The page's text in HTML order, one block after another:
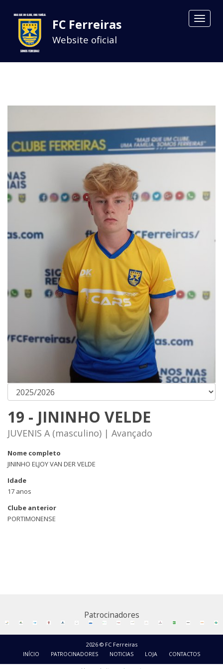
Toggle
FC Ferreiras
Website oficial
19 - JININHO VELDE
JUVENIS A (masculino) | Avançado
Nome completo
JININHO ELJOY VAN DER VELDE
Idade
17 anos
Clube anterior
PORTIMONENSE
Patrocinadores
2026 © FC Ferreiras
INÍCIO PATROCINADORES NOTICIAS LOJA CONTACTOS